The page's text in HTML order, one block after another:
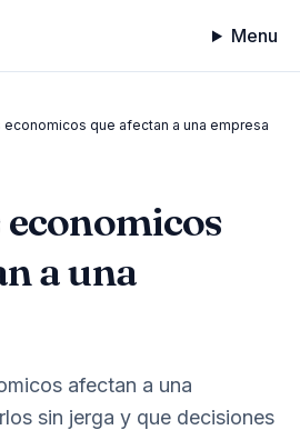
Menu
que afectan a una empresa
a una
afectan a una
sin jerga y que decisiones